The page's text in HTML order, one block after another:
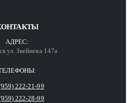
АДРЕС:
ул. Звейнека 147а
222-21-99
222-28-99